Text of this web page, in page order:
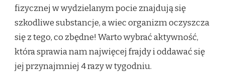
fizycznej w wydzielanym pocie znajdują się
szkodliwe substancje, a wiec organizm oczyszcza
się z tego, co zbędne! Warto wybrać aktywność,
która sprawia nam najwięcej frajdy i oddawać się
jej przynajmniej 4 razy w tygodniu.